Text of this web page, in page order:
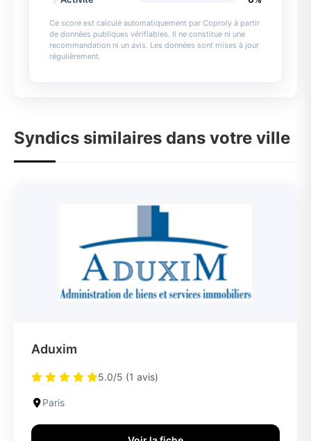
Ce score est calculé automatiquement par Coproly à partir
de données publiques vérifiables. Il ne constitue ni une
recommandation ni un avis. Les données sont mises à jour
régulièrement.
Syndics similaires dans votre ville
Aduxim
5.0/5 (1 avis)
Paris